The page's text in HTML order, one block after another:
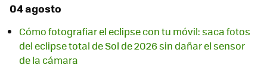
04 agosto
Cómo fotografiar el eclipse con tu móvil: saca fotos
del eclipse total de Sol de 2026 sin dañar el sensor
de la cámara